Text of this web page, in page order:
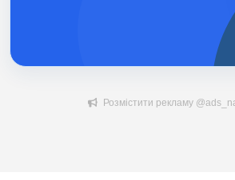
Розмістити рекламу